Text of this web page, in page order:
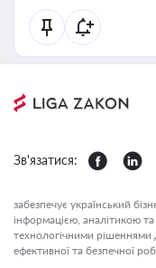
Зв'язатися:
забезпечує український
інформацією, аналітикою та
технологічними рішеннями
ефективної та безпечної